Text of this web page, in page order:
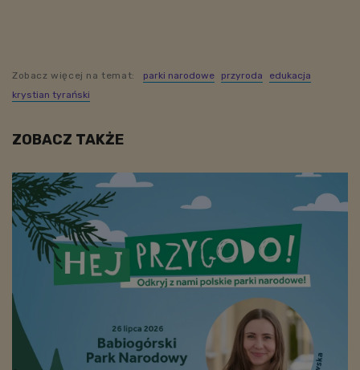
Zobacz więcej na temat: parki narodowe przyroda
edukacja
krystian tyrański
ZOBACZ TAKŻE